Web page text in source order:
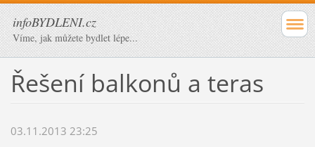
infoBYDLENI.cz
Víme, jak můžete bydlet lépe...
Řešení balkonů a teras
03.11.2013 23:25